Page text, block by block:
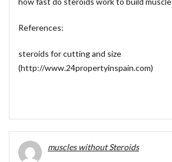
References:
steroids for cutting and size
(http://www.24propertyinspain.com)
muscles without Steroids